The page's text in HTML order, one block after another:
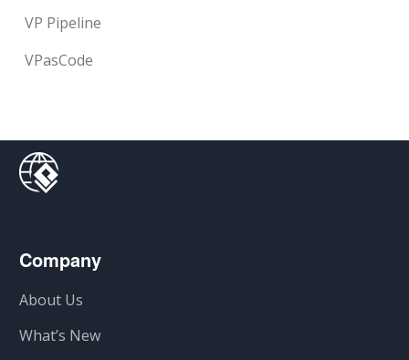
VP Pipeline
VPasCode
Company
About Us
What’s New